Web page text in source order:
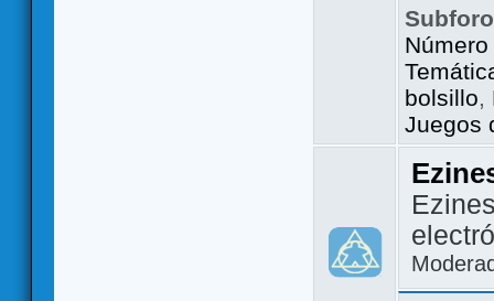
bolsillo,
Juegos